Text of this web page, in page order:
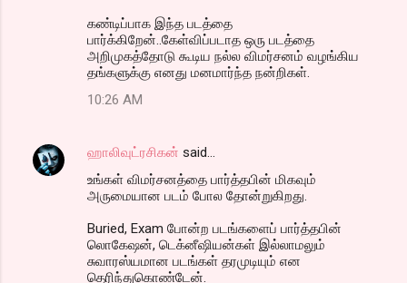
கண்டிப்பாக இந்த படத்தை
பார்க்கிறேன்..கேள்விப்படாத ஒரு படத்தை
அறிமுகத்தோடு கூடிய நல்ல விமர்சனம் வழங்கிய
தங்களுக்கு எனது மனமார்ந்த நன்றிகள்.
10:26 AM
ஹாலிவுட்ரசிகன் said…
உங்கள் விமர்சனத்தை பார்த்தபின் மிகவும்
அருமையான படம் போல தோன்றுகிறது.
Buried, Exam போன்ற படங்களைப் பார்த்தபின்
லொகேஷன், டெக்னீஷியன்கள் இல்லாமலும்
சுவாரஸ்யமான படங்கள் தரமுடியும் என
தெரிந்துகொண்டேன்.